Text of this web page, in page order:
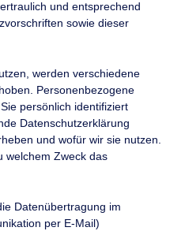
und entsprechend
sowie dieser
werden verschiedene
Personenbezogene
persönlich identifiziert
Datenschutzerklärung
und wofür wir sie nutzen.
welchem Zweck das
Datenübertragung im
per E-Mail)